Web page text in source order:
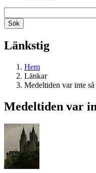
Länkstig
Hem
Länkar
Medeltiden var inte
Medeltiden var